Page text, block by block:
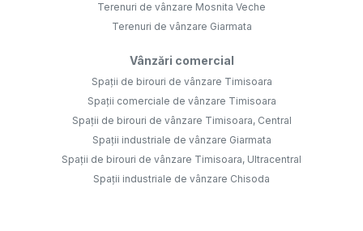
Terenuri de vânzare Mosnita Veche
Terenuri de vânzare Giarmata
Vânzări comercial
Spații de birouri de vânzare Timisoara
Spații comerciale de vânzare Timisoara
Spații de birouri de vânzare Timisoara, Central
Spații industriale de vânzare Giarmata
Spații de birouri de vânzare Timisoara, Ultracentral
Spații industriale de vânzare Chisoda